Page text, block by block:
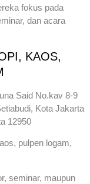
fokus pada
dan acara
KAOS,
Said No.kav 8-9
Kota Jakarta
12950
pulpen logam,
seminar, maupun